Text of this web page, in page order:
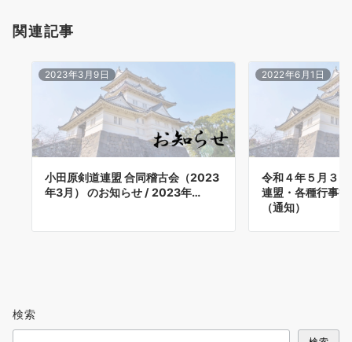
関連記事
2023年3月9日
小田原剣道連盟 合同稽古会（2023
年3月） のお知らせ / 2023年…
2022年6月1日
令和４年５月３
連盟・各種行事
（通知）
検索